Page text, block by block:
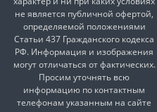
не является публичной офертой,
определяемой положениями
Статьи 437 Гражданского кодекса
РФ. Информация и изображения
могут отличаться от фактических.
Просим уточнять всю
информацию по контактным
телефонам указанным на сайте